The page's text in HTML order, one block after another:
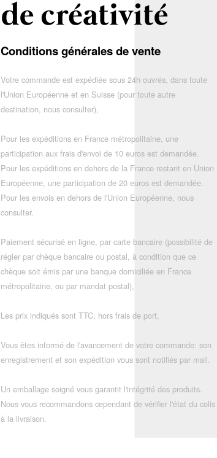
Conditions générales de vente
Votre commande est expédiée sous 24h ouvrés, dans toute
l'Union Européenne et en Suisse (pour toute autre
destination, nous consulter),
Pour les expéditions en France métropolitaine, une
participation aux frais d'envoi de 10 euros est demandée.
Pour les expéditions en dehors de la France restant en Union
Européenne, une participation de 20 euros est demandée.
Pour les envois en dehors de l'Union Européenne, nous
consulter.
Paiement sécurisé en ligne, par carte bancaire (possibilité de
régler par chèque bancaire ou postal, à condition que ce
chèque soit émis par une banque domiciliée en France
métropolitaine, ou par mandat postal),
Les prix indiqués sont TTC, hors frais de port,
Vous êtes informé de l'avancement de votre commande: son
enregistrement et son expédition vous sont notifiés par mail.
Un emballage soigné vous garantit l'intégrité des produits.
Nous vous recommandons cependant de vérifier l'état du colis
à la livraison.